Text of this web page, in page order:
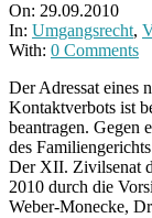
On: 29.09.2010
In: Umgangsrecht,
With: 0 Comments
Der Adressat eines
Kontaktverbots ist
beantragen. Gegen
des
Der XII. Zivilsenat
2010 durch die
Weber-Monecke,